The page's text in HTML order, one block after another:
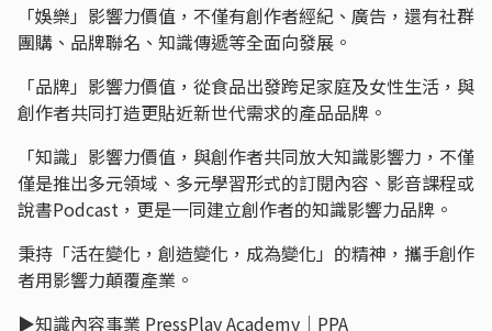
「娛樂」影響力價值，不僅有創作者經紀、廣告，還有社群
團購、品牌聯名、知識傳遞等全面向發展。
「品牌」影響力價值，從食品出發跨足家庭及女性生活，與
創作者共同打造更貼近新世代需求的產品品牌。
「知識」影響力價值，與創作者共同放大知識影響力，不僅
僅是推出多元領域、多元學習形式的訂閱內容、影音課程或
說書Podcast，更是一同建立創作者的知識影響力品牌。
秉持「活在變化，創造變化，成為變化」的精神，攜手創作
者用影響力顛覆產業。
▶︎知識內容事業 PressPlay Academy｜PPA